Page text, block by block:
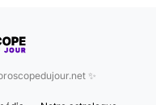
✨